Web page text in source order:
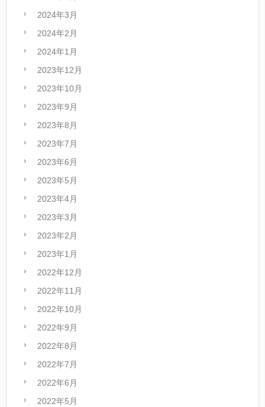
2024年3月
2024年2月
2024年1月
2023年12月
2023年10月
2023年9月
2023年8月
2023年7月
2023年6月
2023年5月
2023年4月
2023年3月
2023年2月
2023年1月
2022年12月
2022年11月
2022年10月
2022年9月
2022年8月
2022年7月
2022年6月
2022年5月